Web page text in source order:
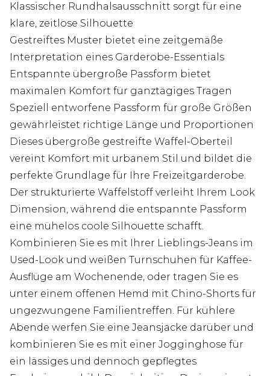
Klassischer Rundhalsausschnitt sorgt für eine
klare, zeitlose Silhouette
Gestreiftes Muster bietet eine zeitgemäße
Interpretation eines Garderobe-Essentials
Entspannte übergroße Passform bietet
maximalen Komfort für ganztägiges Tragen
Speziell entworfene Passform für große Größen
gewährleistet richtige Länge und Proportionen
Dieses übergroße gestreifte Waffel-Oberteil
vereint Komfort mit urbanem Stil und bildet die
perfekte Grundlage für Ihre Freizeitgarderobe.
Der strukturierte Waffelstoff verleiht Ihrem Look
Dimension, während die entspannte Passform
eine mühelos coole Silhouette schafft.
Kombinieren Sie es mit Ihrer Lieblings-Jeans im
Used-Look und weißen Turnschuhen für Kaffee-
Ausflüge am Wochenende, oder tragen Sie es
unter einem offenen Hemd mit Chino-Shorts für
ungezwungene Familientreffen. Für kühlere
Abende werfen Sie eine Jeansjacke darüber und
kombinieren Sie es mit einer Jogginghose für
ein lässiges und dennoch gepflegtes